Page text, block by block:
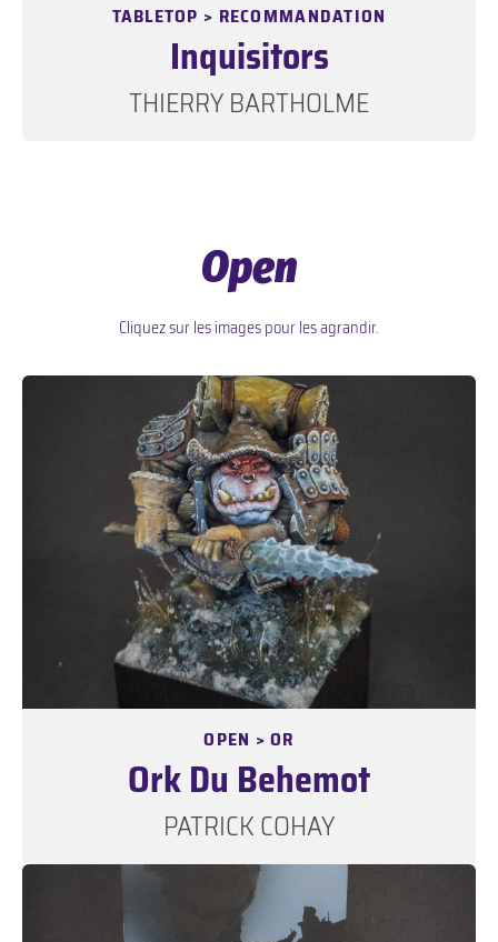
TABLETOP > RECOMMANDATION
Inquisitors
THIERRY BARTHOLME
Open
Cliquez sur les images pour les agrandir.
OPEN > OR
Ork Du Behemot
PATRICK COHAY